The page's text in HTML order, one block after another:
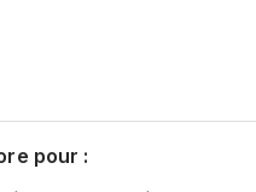
pour :